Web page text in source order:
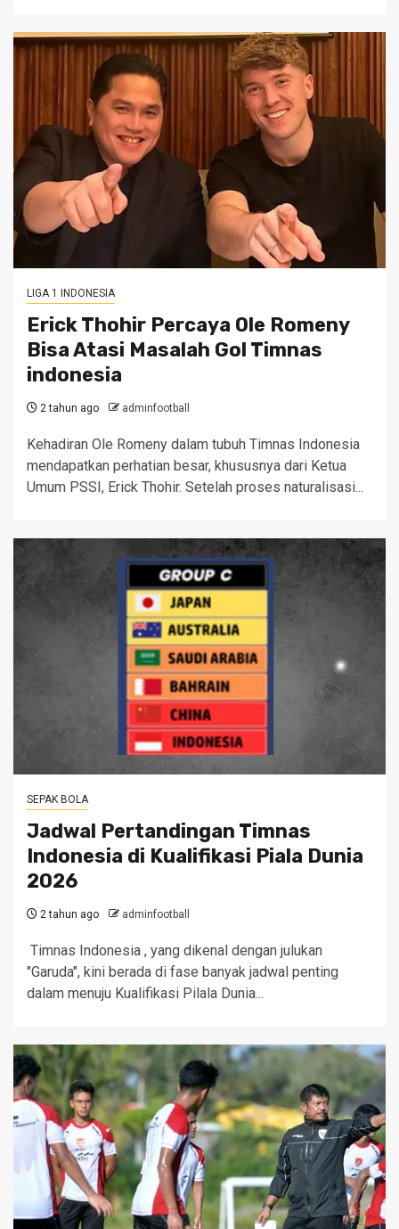
LIGA 1 INDONESIA
​Erick Thohir Percaya Ole Romeny
Bisa Atasi Masalah Gol Timnas
indonesia
2 tahun ago adminfootball
Kehadiran Ole Romeny dalam tubuh Timnas Indonesia
mendapatkan perhatian besar, khususnya dari Ketua
Umum PSSI, Erick Thohir. Setelah proses naturalisasi...
SEPAK BOLA
Jadwal Pertandingan Timnas
Indonesia di Kualifikasi Piala Dunia
2026
2 tahun ago adminfootball
Timnas Indonesia , yang dikenal dengan julukan
"Garuda", kini berada di fase banyak jadwal penting
dalam menuju Kualifikasi Pilala Dunia...